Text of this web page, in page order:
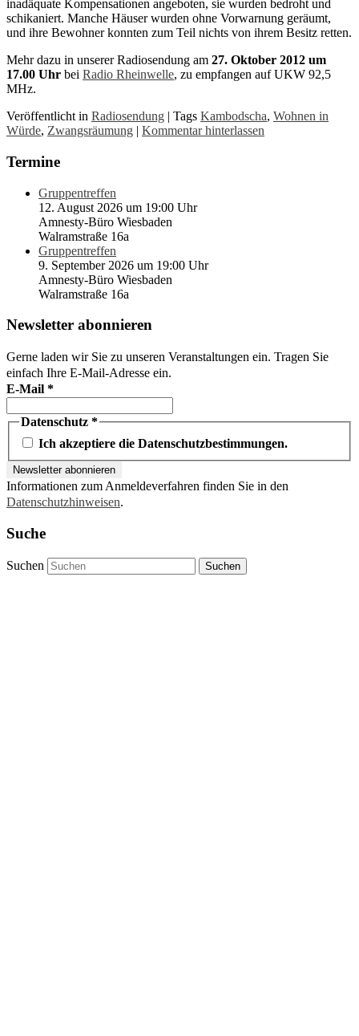
inadäquate Kompensationen angeboten, sie wurden bedroht und
schikaniert. Manche Häuser wurden ohne Vorwarnung geräumt,
und ihre Bewohner konnten zum Teil nichts von ihrem Besitz retten.
Mehr dazu in unserer Radiosendung am 27. Oktober 2012 um
17.00 Uhr bei Radio Rheinwelle, zu empfangen auf UKW 92,5
MHz.
Veröffentlicht in Radiosendung | Tags Kambodscha, Wohnen in
Würde, Zwangsräumung | Kommentar hinterlassen
Termine
Gruppentreffen
12. August 2026 um 19:00 Uhr
Amnesty-Büro Wiesbaden
Walramstraße 16a
Gruppentreffen
9. September 2026 um 19:00 Uhr
Amnesty-Büro Wiesbaden
Walramstraße 16a
Newsletter abonnieren
Gerne laden wir Sie zu unseren Veranstaltungen ein. Tragen Sie
einfach Ihre E-Mail-Adresse ein.
E-Mail *
Datenschutz *
Ich akzeptiere die Datenschutzbestimmungen.
Informationen zum Anmeldeverfahren finden Sie in den
Datenschutzhinweisen.
Suche
Suchen